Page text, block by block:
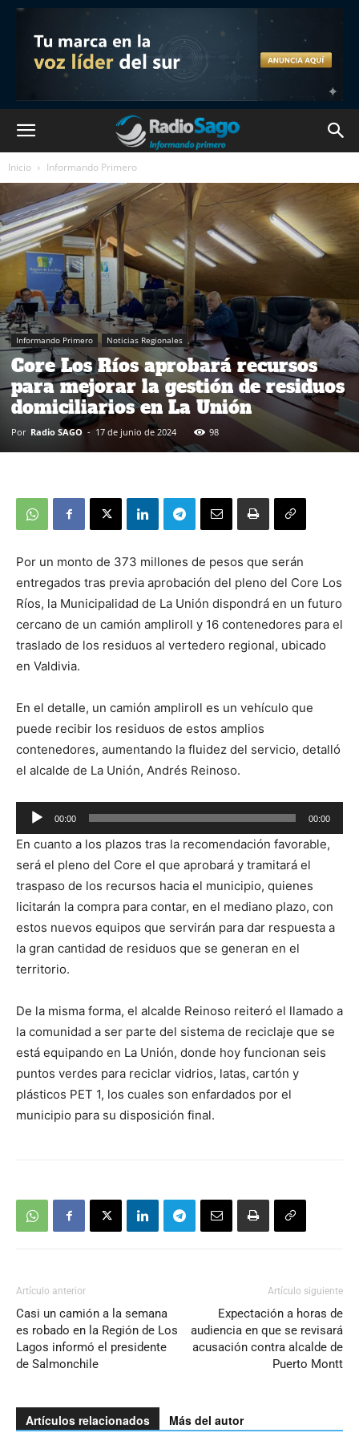
Inicio Informando Primero
Informando Primero Noticias Regionales
Core Los Ríos aprobará recursos
para mejorar la gestión de residuos
domiciliarios en La Unión
Por Radio SAGO - 17 de junio de 2024 98
Por un monto de 373 millones de pesos que serán
entregados tras previa aprobación del pleno del Core Los
Ríos, la Municipalidad de La Unión dispondrá en un futuro
cercano de un camión ampliroll y 16 contenedores para el
traslado de los residuos al vertedero regional, ubicado
en Valdivia.
En el detalle, un camión ampliroll es un vehículo que
puede recibir los residuos de estos amplios
contenedores, aumentando la fluidez del servicio, detalló
el alcalde de La Unión, Andrés Reinoso.
Reproductor
de
audio
00:00 00:00
En cuanto a los plazos tras la recomendación favorable,
será el pleno del Core el que aprobará y tramitará el
traspaso de los recursos hacia el municipio, quienes
licitarán la compra para contar, en el mediano plazo, con
estos nuevos equipos que servirán para dar respuesta a
la gran cantidad de residuos que se generan en el
territorio.
De la misma forma, el alcalde Reinoso reiteró el llamado a
la comunidad a ser parte del sistema de reciclaje que se
está equipando en La Unión, donde hoy funcionan seis
puntos verdes para reciclar vidrios, latas, cartón y
plásticos PET 1, los cuales son enfardados por el
municipio para su disposición final.
Artículo anterior
Casi un camión a la semana
es robado en la Región de Los
Lagos informó el presidente
de Salmonchile
Artículo siguiente
Expectación a horas de
audiencia en que se revisará
acusación contra alcalde de
Puerto Montt
Artículos relacionados Más del autor